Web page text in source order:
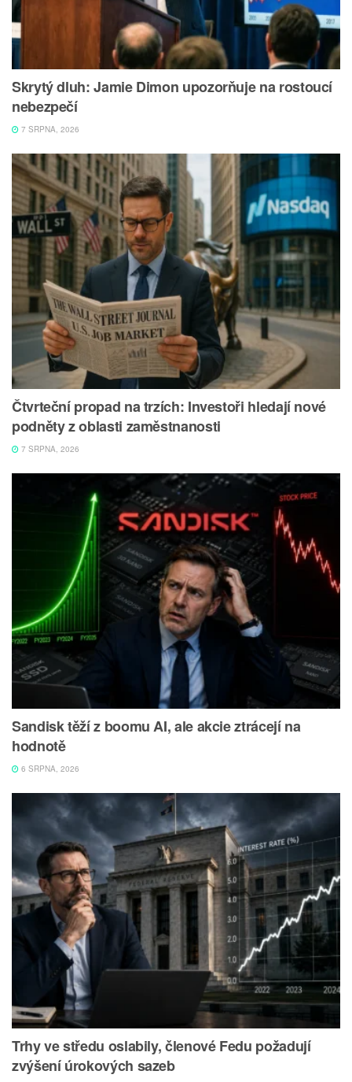
Skrytý dluh: Jamie Dimon upozorňuje na rostoucí
nebezpečí
7 SRPNA, 2026
Čtvrteční propad na trzích: Investoři hledají nové
podněty z oblasti zaměstnanosti
7 SRPNA, 2026
Sandisk těží z boomu AI, ale akcie ztrácejí na
hodnotě
6 SRPNA, 2026
Trhy ve středu oslabily, členové Fedu požadují
zvýšení úrokových sazeb